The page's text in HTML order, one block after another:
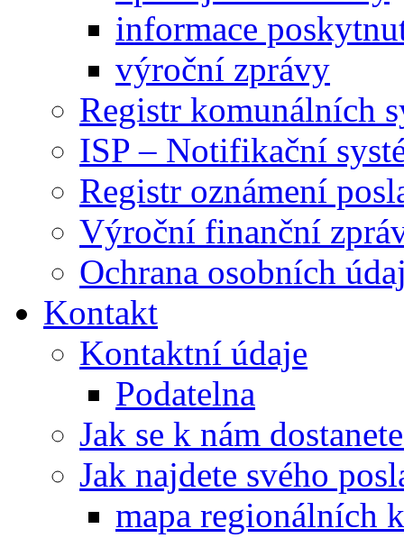
informace
výroční zprávy
Registr komunálních
ISP – Notifikační
Registr oznámení
Výroční finanční
Ochrana osobních
Kontakt
Kontaktní údaje
Podatelna
Jak se k nám
Jak najdete svého
mapa regionálních